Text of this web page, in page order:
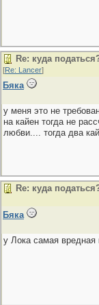
Re: куда
[Re: Lancer]
Бяка
у меня это не
на кайен тогда не
любви.... тогда два
Re: куда
Бяка
у Лока самая вредная